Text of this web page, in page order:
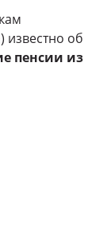
известно об
пенсии из